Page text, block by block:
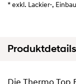
* exkl. Lackier-,
Produktdetails